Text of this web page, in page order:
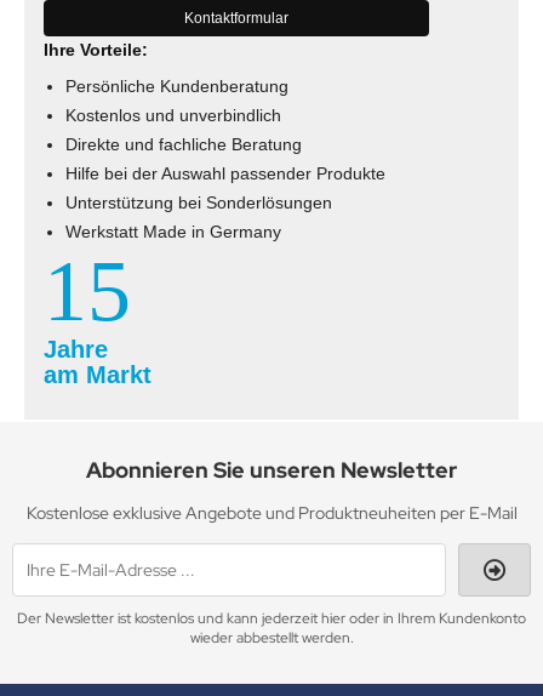
Kontaktformular
Ihre Vorteile:
Persönliche Kundenberatung
Kostenlos und unverbindlich
Direkte und fachliche Beratung
Hilfe bei der Auswahl passender Produkte
Unterstützung bei Sonderlösungen
Werkstatt Made in Germany
15
Jahre
am Markt
Abonnieren Sie unseren Newsletter
Kostenlose exklusive Angebote und Produktneuheiten per E-Mail
Der Newsletter ist kostenlos und kann jederzeit hier oder in Ihrem Kundenkonto
wieder abbestellt werden.